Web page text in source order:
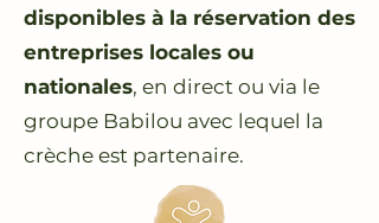
disponibles à la réservation des
entreprises locales ou
nationales, en direct ou via le
groupe Babilou avec lequel la
crèche est partenaire.